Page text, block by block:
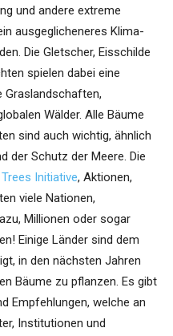
und andere extreme
ausgeglicheneres Klima-
Die Gletscher, Eisschilde
spielen dabei eine
Graslandschaften,
Wälder. Alle Bäume
sind auch wichtig, ähnlich
der Schutz der Meere. Die
Initiative, Aktionen,
viele Nationen,
Millionen oder sogar
Einige Länder sind dem
in den nächsten Jahren
Bäume zu pflanzen. Es gibt
Empfehlungen, welche an
Institutionen und